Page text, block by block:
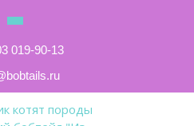
019-90-13